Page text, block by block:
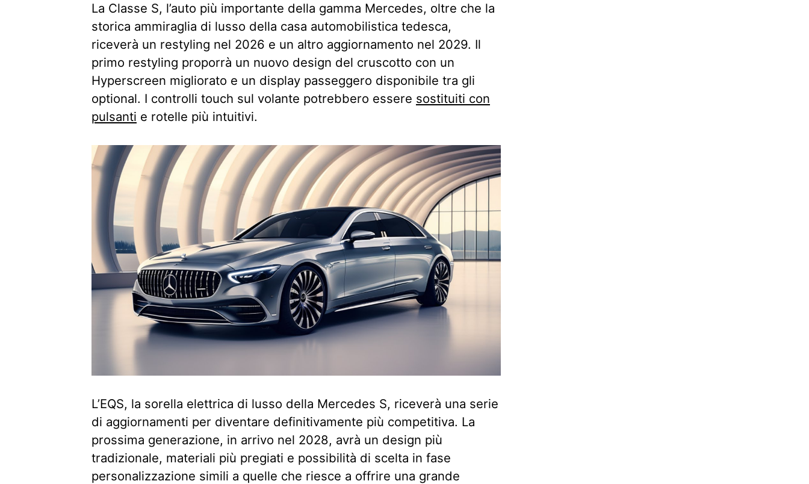
La Classe S, l’auto più importante della gamma Mercedes, oltre che la
storica ammiraglia di lusso della casa automobilistica tedesca,
riceverà un restyling nel 2026 e un altro aggiornamento nel 2029. Il
primo restyling proporrà un nuovo design del cruscotto con un
Hyperscreen migliorato e un display passeggero disponibile tra gli
optional. I controlli touch sul volante potrebbero essere sostituiti con
pulsanti e rotelle più intuitivi.
L’EQS, la sorella elettrica di lusso della Mercedes S, riceverà una serie
di aggiornamenti per diventare definitivamente più competitiva. La
prossima generazione, in arrivo nel 2028, avrà un design più
tradizionale, materiali più pregiati e possibilità di scelta in fase
personalizzazione simili a quelle che riesce a offrire una grande